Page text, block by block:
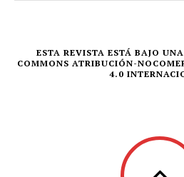
ESTA REVISTA ESTÁ BAJO
COMMONS ATRIBUCIÓN-
4.0